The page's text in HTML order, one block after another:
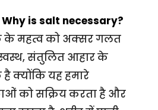
is salt necessary?
के महत्व को अक्सर गलत
संतुलित आहार के
क्योंकि यह हमारे
को सक्रिय करता है और